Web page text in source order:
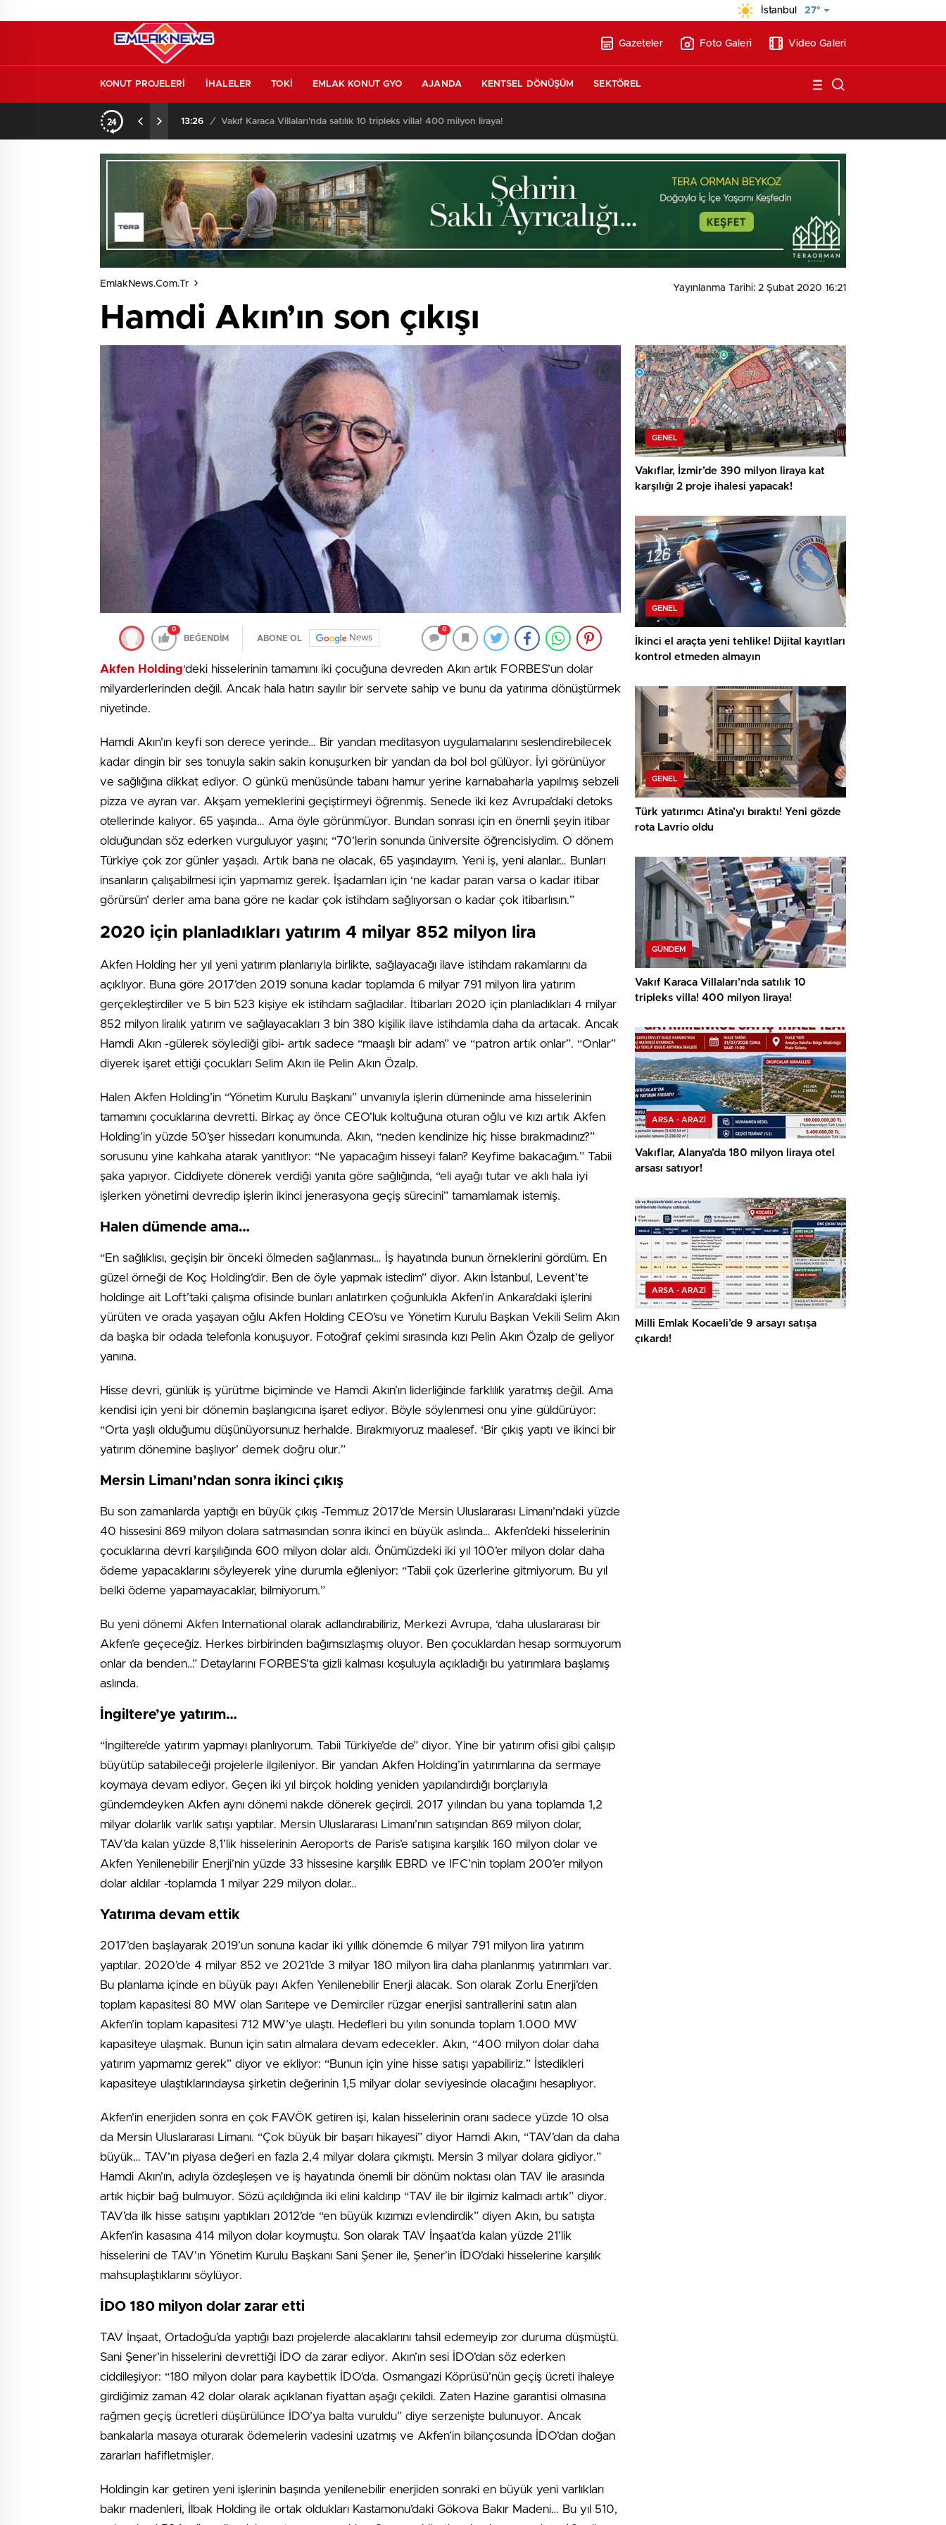
İstanbul 27°
Gazeteler Foto Galeri Video Galeri
KONUT PROJELERİ İHALELER TOKİ EMLAK KONUT GYO AJANDA KENTSEL DÖNÜŞÜM SEKTÖREL
13:26 / Vakıf Karaca Villaları’nda satılık 10 tripleks villa! 400 milyon liraya!
EmlakNews.com.tr Yayınlanma Tarihi: 2 Şubat 2020 16:21
Hamdi Akın’ın son çıkışı
0
BEĞENDİM ABONE OL News
0
Akfen Holding‘deki hisselerinin tamamını iki çocuğuna devreden Akın artık FORBES’un dolar
milyarderlerinden değil. Ancak hala hatırı sayılır bir servete sahip ve bunu da yatırıma dönüştürmek
niyetinde.
Hamdi Akın’ın keyfi son derece yerinde… Bir yandan meditasyon uygulamalarını seslendirebilecek
kadar dingin bir ses tonuyla sakin sakin konuşurken bir yandan da bol bol gülüyor. İyi görünüyor
ve sağlığına dikkat ediyor. O günkü menüsünde tabanı hamur yerine karnabaharla yapılmış sebzeli
pizza ve ayran var. Akşam yemeklerini geçiştirmeyi öğrenmiş. Senede iki kez Avrupa’daki detoks
otellerinde kalıyor. 65 yaşında… Ama öyle görünmüyor. Bundan sonrası için en önemli şeyin itibar
olduğundan söz ederken vurguluyor yaşını; “70’lerin sonunda üniversite öğrencisiydim. O dönem
Türkiye çok zor günler yaşadı. Artık bana ne olacak, 65 yaşındayım. Yeni iş, yeni alanlar… Bunları
insanların çalışabilmesi için yapmamız gerek. İşadamları için ‘ne kadar paran varsa o kadar itibar
görürsün’ derler ama bana göre ne kadar çok istihdam sağlıyorsan o kadar çok itibarlısın.”
2020 için planladıkları yatırım 4 milyar 852 milyon lira
Akfen Holding her yıl yeni yatırım planlarıyla birlikte, sağlayacağı ilave istihdam rakamlarını da
açıklıyor. Buna göre 2017’den 2019 sonuna kadar toplamda 6 milyar 791 milyon lira yatırım
gerçekleştirdiler ve 5 bin 523 kişiye ek istihdam sağladılar. İtibarları 2020 için planladıkları 4 milyar
852 milyon liralık yatırım ve sağlayacakları 3 bin 380 kişilik ilave istihdamla daha da artacak. Ancak
Hamdi Akın -gülerek söylediği gibi- artık sadece “maaşlı bir adam” ve “patron artık onlar”. “Onlar”
diyerek işaret ettiği çocukları Selim Akın ile Pelin Akın Özalp.
Halen Akfen Holding’in “Yönetim Kurulu Başkanı” unvanıyla işlerin dümeninde ama hisselerinin
tamamını çocuklarına devretti. Birkaç ay önce CEO’luk koltuğuna oturan oğlu ve kızı artık Akfen
Holding’in yüzde 50’şer hissedarı konumunda. Akın, “neden kendinize hiç hisse bırakmadınız?”
sorusunu yine kahkaha atarak yanıtlıyor: “Ne yapacağım hisseyi falan? Keyfime bakacağım.” Tabii
şaka yapıyor. Ciddiyete dönerek verdiği yanıta göre sağlığında, “eli ayağı tutar ve aklı hala iyi
işlerken yönetimi devredip işlerin ikinci jenerasyona geçiş sürecini” tamamlamak istemiş.
Halen dümende ama…
“En sağlıklısı, geçişin bir önceki ölmeden sağlanması… İş hayatında bunun örneklerini gördüm. En
güzel örneği de Koç Holding’dir. Ben de öyle yapmak istedim” diyor. Akın İstanbul, Levent’te
holdinge ait Loft’taki çalışma ofisinde bunları anlatırken çoğunlukla Akfen’in Ankara’daki işlerini
yürüten ve orada yaşayan oğlu Akfen Holding CEO’su ve Yönetim Kurulu Başkan Vekili Selim Akın
da başka bir odada telefonla konuşuyor. Fotoğraf çekimi sırasında kızı Pelin Akın Özalp de geliyor
yanına.
Hisse devri, günlük iş yürütme biçiminde ve Hamdi Akın’ın liderliğinde farklılık yaratmış değil. Ama
kendisi için yeni bir dönemin başlangıcına işaret ediyor. Böyle söylenmesi onu yine güldürüyor:
“Orta yaşlı olduğumu düşünüyorsunuz herhalde. Bırakmıyoruz maalesef. ‘Bir çıkış yaptı ve ikinci bir
yatırım dönemine başlıyor’ demek doğru olur.”
Mersin Limanı’ndan sonra ikinci çıkış
Bu son zamanlarda yaptığı en büyük çıkış -Temmuz 2017’de Mersin Uluslararası Limanı’ndaki yüzde
40 hissesini 869 milyon dolara satmasından sonra ikinci en büyük aslında… Akfen’deki hisselerinin
çocuklarına devri karşılığında 600 milyon dolar aldı. Önümüzdeki iki yıl 100’er milyon dolar daha
ödeme yapacaklarını söyleyerek yine durumla eğleniyor: “Tabii çok üzerlerine gitmiyorum. Bu yıl
belki ödeme yapamayacaklar, bilmiyorum.”
Bu yeni dönemi Akfen International olarak adlandırabiliriz, Merkezi Avrupa, ‘daha uluslararası bir
Akfen’e geçeceğiz. Herkes birbirinden bağımsızlaşmış oluyor. Ben çocuklardan hesap sormuyorum
onlar da benden…” Detaylarını FORBES’ta gizli kalması koşuluyla açıkladığı bu yatırımlara başlamış
aslında.
İngiltere’ye yatırım…
“İngiltere’de yatırım yapmayı planlıyorum. Tabii Türkiye’de de” diyor. Yine bir yatırım ofisi gibi çalışıp
büyütüp satabileceği projelerle ilgileniyor. Bir yandan Akfen Holding’in yatırımlarına da sermaye
koymaya devam ediyor. Geçen iki yıl birçok holding yeniden yapılandırdığı borçlarıyla
gündemdeyken Akfen aynı dönemi nakde dönerek geçirdi. 2017 yılından bu yana toplamda 1,2
milyar dolarlık varlık satışı yaptılar. Mersin Uluslararası Limanı’nın satışından 869 milyon dolar,
TAV’da kalan yüzde 8,1’lik hisselerinin Aeroports de Paris’e satışına karşılık 160 milyon dolar ve
Akfen Yenilenebilir Enerji’nin yüzde 33 hissesine karşılık EBRD ve IFC’nin toplam 200’er milyon
dolar aldılar -toplamda 1 milyar 229 milyon dolar…
Yatırıma devam ettik
2017’den başlayarak 2019’un sonuna kadar iki yıllık dönemde 6 milyar 791 milyon lira yatırım
yaptılar. 2020’de 4 milyar 852 ve 2021’de 3 milyar 180 milyon lira daha planlanmış yatırımları var.
Bu planlama içinde en büyük payı Akfen Yenilenebilir Enerji alacak. Son olarak Zorlu Enerji’den
toplam kapasitesi 80 MW olan Sarıtepe ve Demirciler rüzgar enerjisi santrallerini satın alan
Akfen’in toplam kapasitesi 712 MW’ye ulaştı. Hedefleri bu yılın sonunda toplam 1.000 MW
kapasiteye ulaşmak. Bunun için satın almalara devam edecekler. Akın, “400 milyon dolar daha
yatırım yapmamız gerek” diyor ve ekliyor: “Bunun için yine hisse satışı yapabiliriz.” İstedikleri
kapasiteye ulaştıklarındaysa şirketin değerinin 1,5 milyar dolar seviyesinde olacağını hesaplıyor.
Akfen’in enerjiden sonra en çok FAVÖK getiren işi, kalan hisselerinin oranı sadece yüzde 10 olsa
da Mersin Uluslararası Limanı. “Çok büyük bir başarı hikayesi” diyor Hamdi Akın, “TAV’dan da daha
büyük… TAV’ın piyasa değeri en fazla 2,4 milyar dolara çıkmıştı. Mersin 3 milyar dolara gidiyor.”
Hamdi Akın’ın, adıyla özdeşleşen ve iş hayatında önemli bir dönüm noktası olan TAV ile arasında
artık hiçbir bağ bulmuyor. Sözü açıldığında iki elini kaldırıp “TAV ile bir ilgimiz kalmadı artık” diyor.
TAV’da ilk hisse satışını yaptıkları 2012’de “en büyük kızımızı evlendirdik” diyen Akın, bu satışta
Akfen’in kasasına 414 milyon dolar koymuştu. Son olarak TAV İnşaat’da kalan yüzde 21’lik
hisselerini de TAV’ın Yönetim Kurulu Başkanı Sani Şener ile, Şener’in İDO’daki hisselerine karşılık
mahsuplaştıklarını söylüyor.
İDO 180 milyon dolar zarar etti
TAV İnşaat, Ortadoğu’da yaptığı bazı projelerde alacaklarını tahsil edemeyip zor duruma düşmüştü.
Sani Şener’in hisselerini devrettiği İDO da zarar ediyor. Akın’ın sesi İDO’dan söz ederken
ciddileşiyor: “180 milyon dolar para kaybettik İDO’da. Osmangazi Köprüsü’nün geçiş ücreti ihaleye
girdiğimiz zaman 42 dolar olarak açıklanan fiyattan aşağı çekildi. Zaten Hazine garantisi olmasına
rağmen geçiş ücretleri düşürülünce İDO’ya balta vuruldu” diye serzenişte bulunuyor. Ancak
bankalarla masaya oturarak ödemelerin vadesini uzatmış ve Akfen’in bilançosunda İDO’dan doğan
zararları hafifletmişler.
Holdingin kar getiren yeni işlerinin başında yenilenebilir enerjiden sonraki en büyük yeni varlıkları
bakır madenleri, İlbak Holding ile ortak oldukları Kastamonu’daki Gökova Bakır Madeni… Bu yıl 510,
GENEL
Vakıflar, İzmir’de 390 milyon liraya kat
karşılığı 2 proje ihalesi yapacak!
GENEL
İkinci el araçta yeni tehlike! Dijital kayıtları
kontrol etmeden almayın
GENEL
Türk yatırımcı Atina’yı bıraktı! Yeni gözde
rota Lavrio oldu
GÜNDEM
Vakıf Karaca Villaları’nda satılık 10
tripleks villa! 400 milyon liraya!
ARSA - ARAZİ
Vakıflar, Alanya’da 180 milyon liraya otel
arsası satıyor!
ARSA - ARAZİ
Milli Emlak Kocaeli’de 9 arsayı satışa
çıkardı!